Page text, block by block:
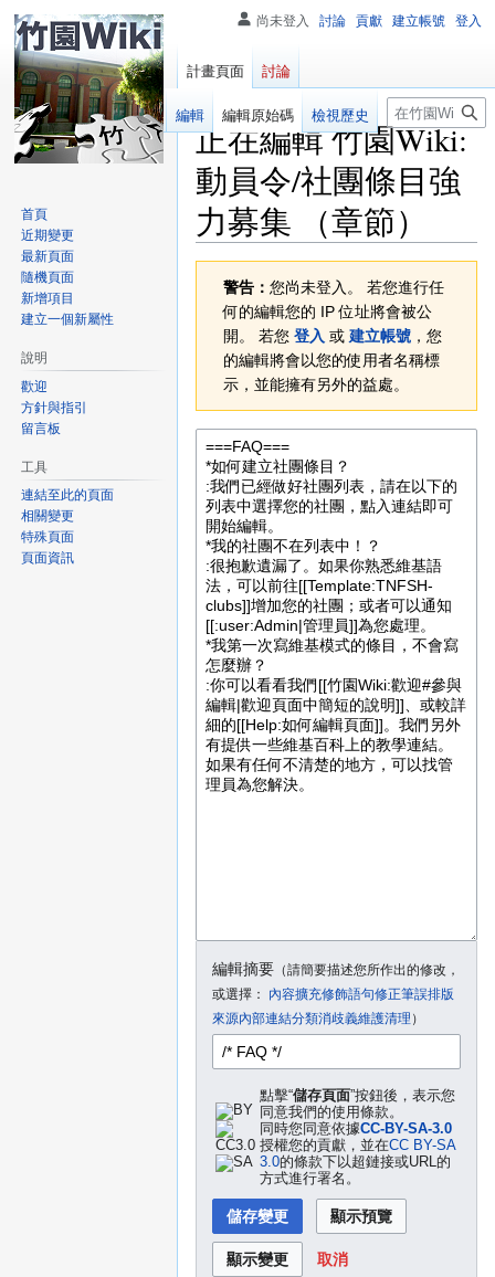
正在編輯竹園Wiki:
動員令/社團條目強
力募集 （章節）
警告： 您尚未登入。 若您進行任
何的編輯您的 IP 位址將會被公
開。 若您 登入 或 建立帳號 ，您
的編輯將會以您的使用者名稱標
示，並能擁有另外的益處。
編輯摘要 （請簡要描述您所作出的修改 ，
或選擇： 內容擴充修飾語句修正筆誤排版
來源內部連結分類消歧義維護清理 ）
點擊“儲存頁面”按鈕後，表示您
同意我們的使用條款。
同時您同意依據CC-BY-SA-3.0
授權您的貢獻，並在CC BY-SA
3.0的條款下以超鏈接或URL的
方式進行署名。
取消
尚未登入 討論 貢獻 建立帳號 登入
計畫頁面 討論
閱讀 編輯 編輯原始碼 檢視歷史
搜
尋
首頁
近期變更
最新頁面
隨機頁面
新增項目
建立一個新屬性
說明
歡迎
方針與指引
留言板
工具
連結至此的頁面
相關變更
特殊頁面
頁面資訊